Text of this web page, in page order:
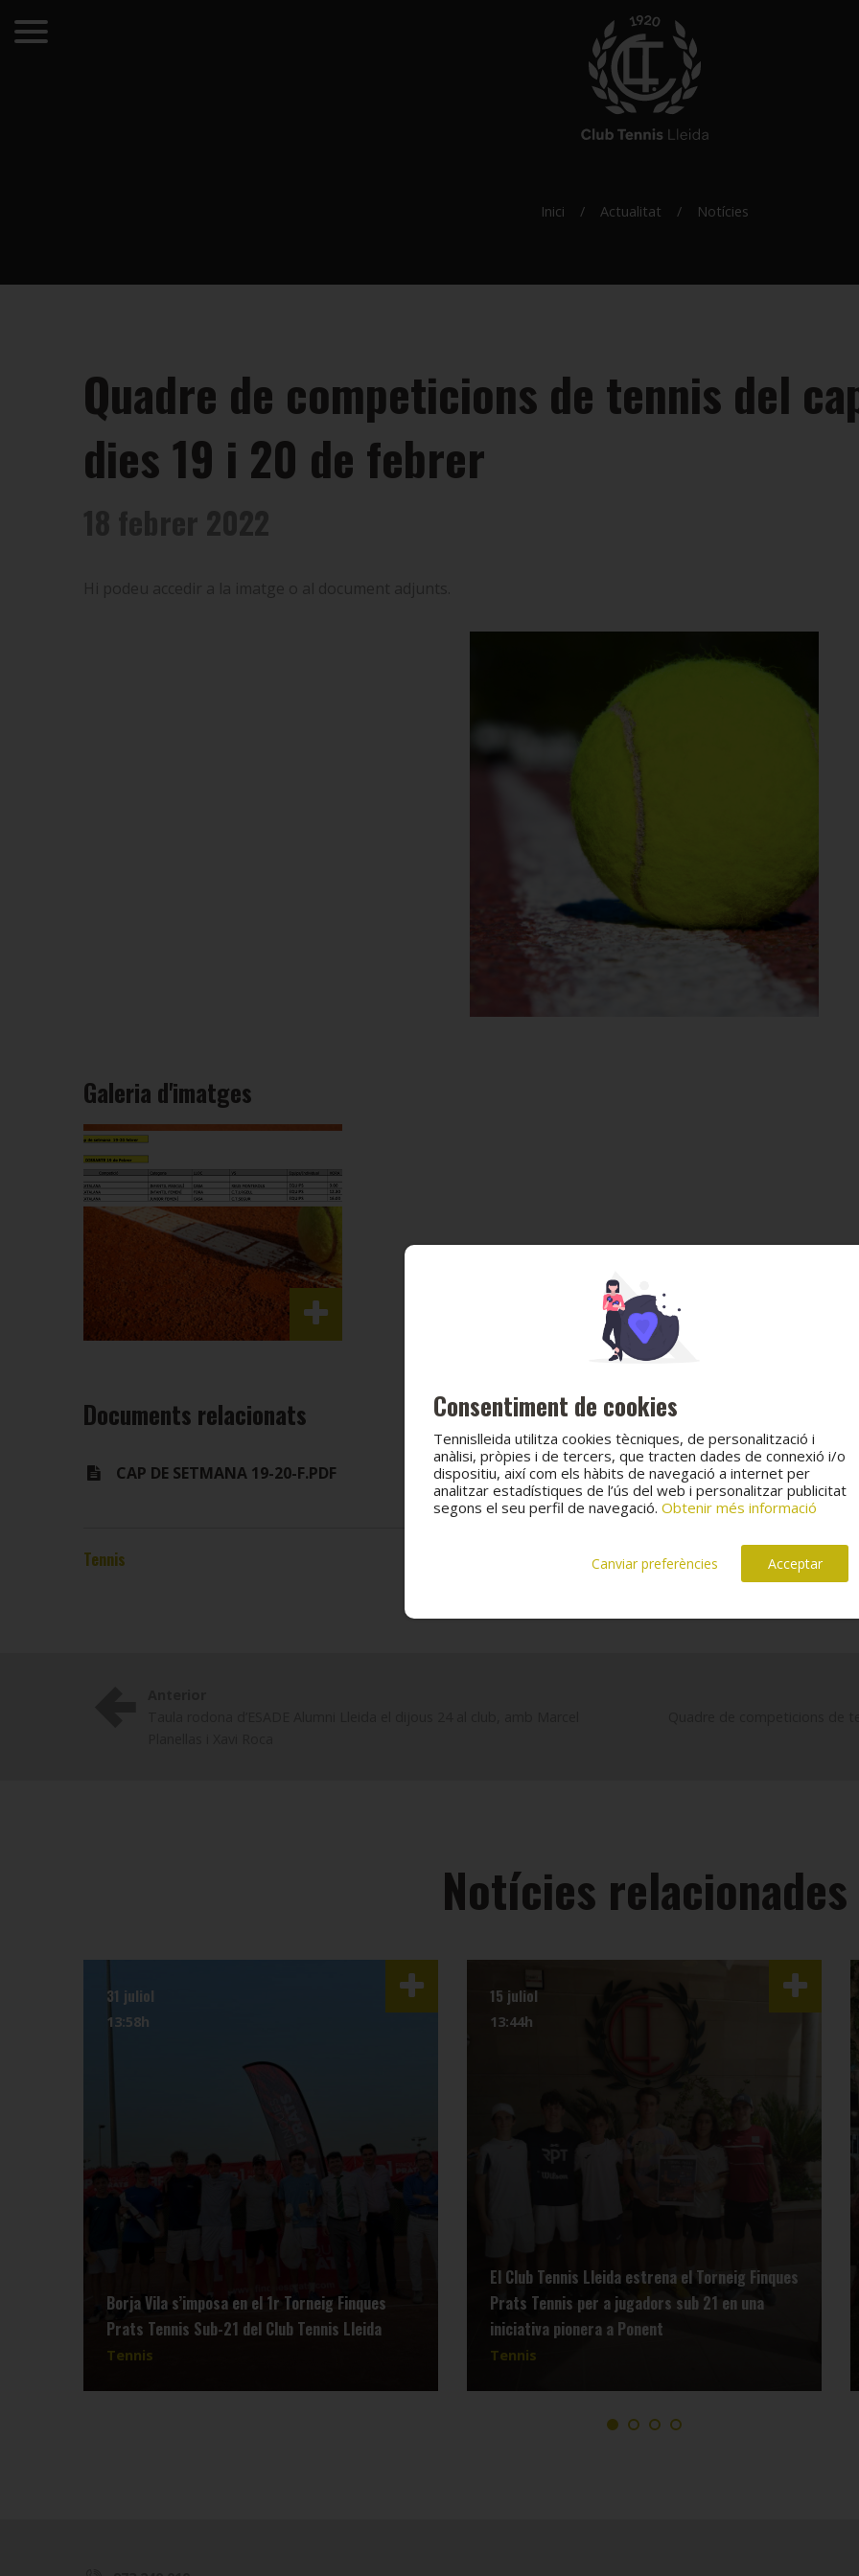
Inici Actualitat Notícies
Quadre de competicions de tennis del
dies 19 i 20 de febrer
Galeria d'imatges
Documents relacionats
CAP DE SETMANA 19-20-F.PDF
Tennis
Notícies relacionades
31 juliol
13:58h
Borja Vila s’imposa en el 1r Torneig Finques
Prats Tennis Sub-21 del Club Tennis Lleida
Tennis
15 juliol
13:44h
El Club Tennis Lleida estrena el Torneig Finques
Prats Tennis per a jugadors sub 21 en una
iniciativa pionera a Ponent
Tennis
Consentiment de cookies
Tennislleida utilitza cookies tècniques, de personalització i
anàlisi, pròpies i de tercers, que tracten dades de connexió i/o
dispositiu, així com els hàbits de navegació a internet per
analitzar estadístiques de l’ús del web i personalitzar publicitat
segons el seu perfil de navegació. Obtenir més informació
Canviar preferències Acceptar